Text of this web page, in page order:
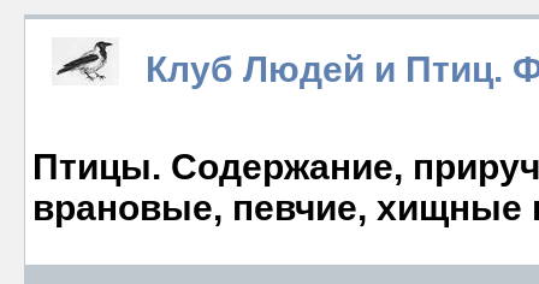
Клуб Людей и Птиц.
Птицы. Содержание,
врановые, певчие, хищные